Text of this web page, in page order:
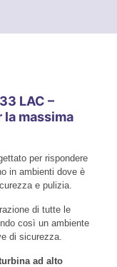
LAC –
massima
per rispondere
in ambienti dove è
e pulizia.
di tutte le
così un ambiente
di sicurezza.
ad alto